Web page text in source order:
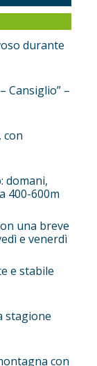
durante
Cansiglio” –
con
domani,
400-600m
una breve
e venerdì
e stabile
stagione
con